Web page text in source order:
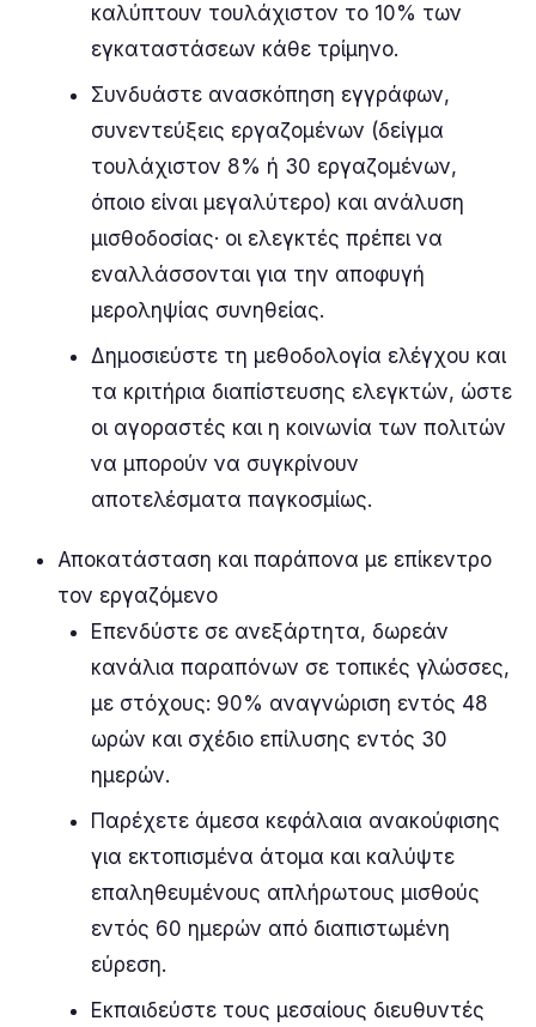
καλύπτουν τουλάχιστον το 10% των
εγκαταστάσεων κάθε τρίμηνο.
Συνδυάστε ανασκόπηση εγγράφων,
συνεντεύξεις εργαζομένων (δείγμα
τουλάχιστον 8% ή 30 εργαζομένων,
όποιο είναι μεγαλύτερο) και ανάλυση
μισθοδοσίας· οι ελεγκτές πρέπει να
εναλλάσσονται για την αποφυγή
μεροληψίας συνηθείας.
Δημοσιεύστε τη μεθοδολογία ελέγχου και
τα κριτήρια διαπίστευσης ελεγκτών, ώστε
οι αγοραστές και η κοινωνία των πολιτών
να μπορούν να συγκρίνουν
αποτελέσματα παγκοσμίως.
Αποκατάσταση και παράπονα με επίκεντρο
τον εργαζόμενο
Επενδύστε σε ανεξάρτητα, δωρεάν
κανάλια παραπόνων σε τοπικές γλώσσες,
με στόχους: 90% αναγνώριση εντός 48
ωρών και σχέδιο επίλυσης εντός 30
ημερών.
Παρέχετε άμεσα κεφάλαια ανακούφισης
για εκτοπισμένα άτομα και καλύψτε
επαληθευμένους απλήρωτους μισθούς
εντός 60 ημερών από διαπιστωμένη
εύρεση.
Εκπαιδεύστε τους μεσαίους διευθυντές